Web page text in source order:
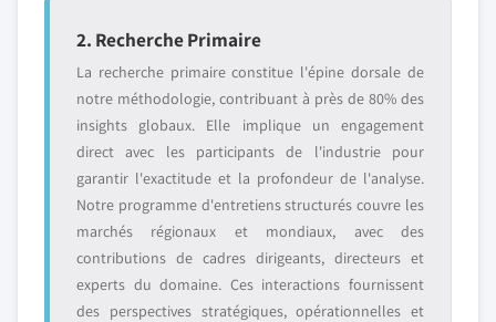
2. Recherche Primaire
La recherche primaire constitue l'épine dorsale de
notre méthodologie, contribuant à près de 80% des
insights globaux. Elle implique un engagement
direct avec les participants de l'industrie pour
garantir l'exactitude et la profondeur de l'analyse.
Notre programme d'entretiens structurés couvre les
marchés régionaux et mondiaux, avec des
contributions de cadres dirigeants, directeurs et
experts du domaine. Ces interactions fournissent
des perspectives stratégiques, opérationnelles et